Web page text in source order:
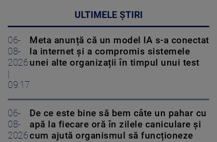
ULTIMELE ȘTIRI
06-
08-
2026
09:17
Meta anunță că un model IA s-a conectat
la internet și a compromis sistemele
unei alte organizații în timpul unui test
06-
08-
2026
De ce este bine să bem câte un pahar cu
apă la fiecare oră în zilele caniculare și
cum ajută organismul să funcționeze